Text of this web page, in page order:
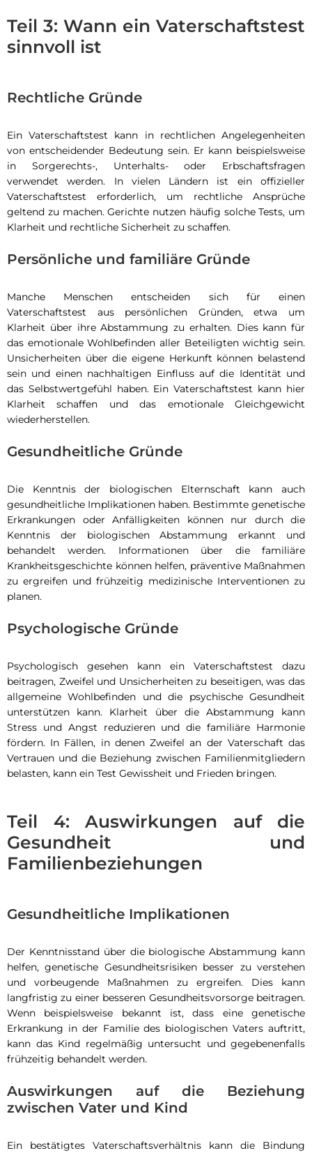
Teil 3: Wann ein Vaterschaftstest
sinnvoll ist
Rechtliche Gründe
Ein Vaterschaftstest kann in rechtlichen Angelegenheiten
von entscheidender Bedeutung sein. Er kann beispielsweise
in Sorgerechts-, Unterhalts- oder Erbschaftsfragen
verwendet werden. In vielen Ländern ist ein offizieller
Vaterschaftstest erforderlich, um rechtliche Ansprüche
geltend zu machen. Gerichte nutzen häufig solche Tests, um
Klarheit und rechtliche Sicherheit zu schaffen.
Persönliche und familiäre Gründe
Manche Menschen entscheiden sich für einen
Vaterschaftstest aus persönlichen Gründen, etwa um
Klarheit über ihre Abstammung zu erhalten. Dies kann für
das emotionale Wohlbefinden aller Beteiligten wichtig sein.
Unsicherheiten über die eigene Herkunft können belastend
sein und einen nachhaltigen Einfluss auf die Identität und
das Selbstwertgefühl haben. Ein Vaterschaftstest kann hier
Klarheit schaffen und das emotionale Gleichgewicht
wiederherstellen.
Gesundheitliche Gründe
Die Kenntnis der biologischen Elternschaft kann auch
gesundheitliche Implikationen haben. Bestimmte genetische
Erkrankungen oder Anfälligkeiten können nur durch die
Kenntnis der biologischen Abstammung erkannt und
behandelt werden. Informationen über die familiäre
Krankheitsgeschichte können helfen, präventive Maßnahmen
zu ergreifen und frühzeitig medizinische Interventionen zu
planen.
Psychologische Gründe
Psychologisch gesehen kann ein Vaterschaftstest dazu
beitragen, Zweifel und Unsicherheiten zu beseitigen, was das
allgemeine Wohlbefinden und die psychische Gesundheit
unterstützen kann. Klarheit über die Abstammung kann
Stress und Angst reduzieren und die familiäre Harmonie
fördern. In Fällen, in denen Zweifel an der Vaterschaft das
Vertrauen und die Beziehung zwischen Familienmitgliedern
belasten, kann ein Test Gewissheit und Frieden bringen.
Teil 4: Auswirkungen auf die
Gesundheit und
Familienbeziehungen
Gesundheitliche Implikationen
Der Kenntnisstand über die biologische Abstammung kann
helfen, genetische Gesundheitsrisiken besser zu verstehen
und vorbeugende Maßnahmen zu ergreifen. Dies kann
langfristig zu einer besseren Gesundheitsvorsorge beitragen.
Wenn beispielsweise bekannt ist, dass eine genetische
Erkrankung in der Familie des biologischen Vaters auftritt,
kann das Kind regelmäßig untersucht und gegebenenfalls
frühzeitig behandelt werden.
Auswirkungen auf die Beziehung
zwischen Vater und Kind
Ein bestätigtes Vaterschaftsverhältnis kann die Bindung